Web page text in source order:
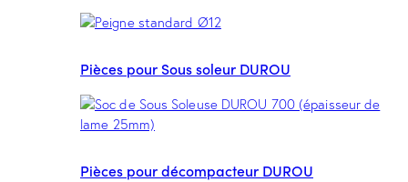
Pièces pour Sous soleur DUROU
Pièces pour décompacteur DUROU